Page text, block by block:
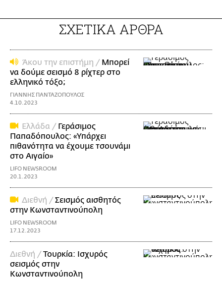
ΣΧΕΤΙΚΑ ΑΡΘΡΑ
Άκου την επιστήμη / Μπορεί
να δούμε σεισμό 8 ρίχτερ στο
ελληνικό τόξο;
ΓΙΑΝΝΗΣ ΠΑΝΤΑΖΟΠΟΥΛΟΣ
4.10.2023
Ελλάδα / Γεράσιμος
Παπαδόπουλος: «Υπάρχει
πιθανότητα να έχουμε τσουνάμι
στο Αιγαίο»
LIFO NEWSROOM
20.1.2023
Διεθνή /Σεισμός αισθητός
στην Κωνσταντινούπολη
LIFO NEWSROOM
17.12.2023
Διεθνή /Τουρκία: Ισχυρός
σεισμός στην
Κωνσταντινούπολη